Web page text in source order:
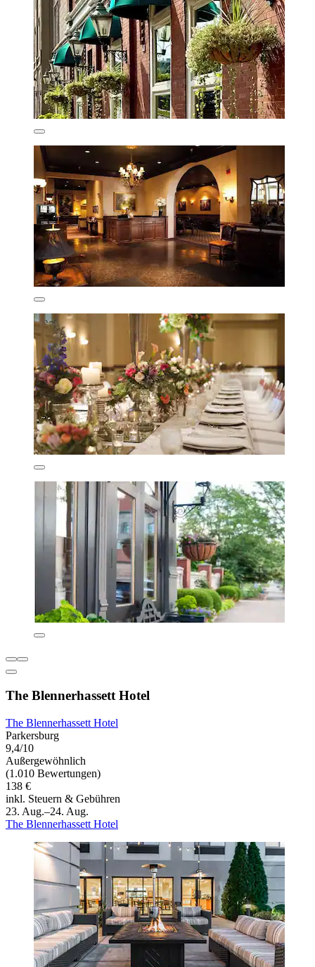
The Blennerhassett Hotel
The Blennerhassett Hotel
Parkersburg
9,4/10
Außergewöhnlich
(1.010 Bewertungen)
138 €
inkl. Steuern & Gebühren
23. Aug.–24. Aug.
The Blennerhassett Hotel